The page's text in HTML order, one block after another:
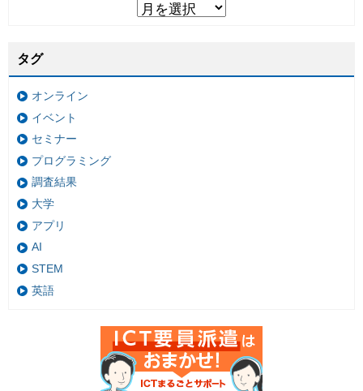
タグ
オンライン
イベント
セミナー
プログラミング
調査結果
大学
アプリ
AI
STEM
英語